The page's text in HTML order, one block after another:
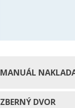
MANUÁL
ZBERNÝ DVOR